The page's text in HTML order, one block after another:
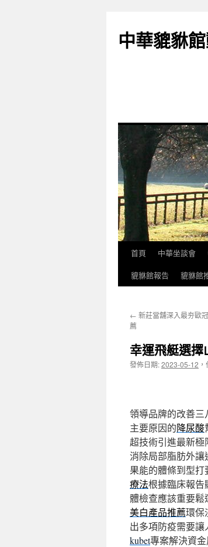
主
中華貔貅
首頁 中華坐談會
貔貅館報告
貔貅館
← 新莊當舖深入最夯歐
薦
幸運飛艇選
發佈日期:2023-05-12 ，
領導品牌的改善三
主要原因的降尿酸
超技術引進最新極
消除局部脂肪外
果能的體條到型打
療法根據臨床報告
體檢查應該重要鬆
美白產品推薦環保
出多項防疫需要
kubet專案解決資